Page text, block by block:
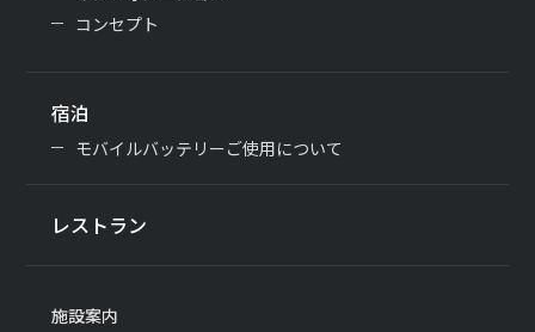
コンセプト
宿泊
モバイルバッテリーご使用について
レストラン
施設案内